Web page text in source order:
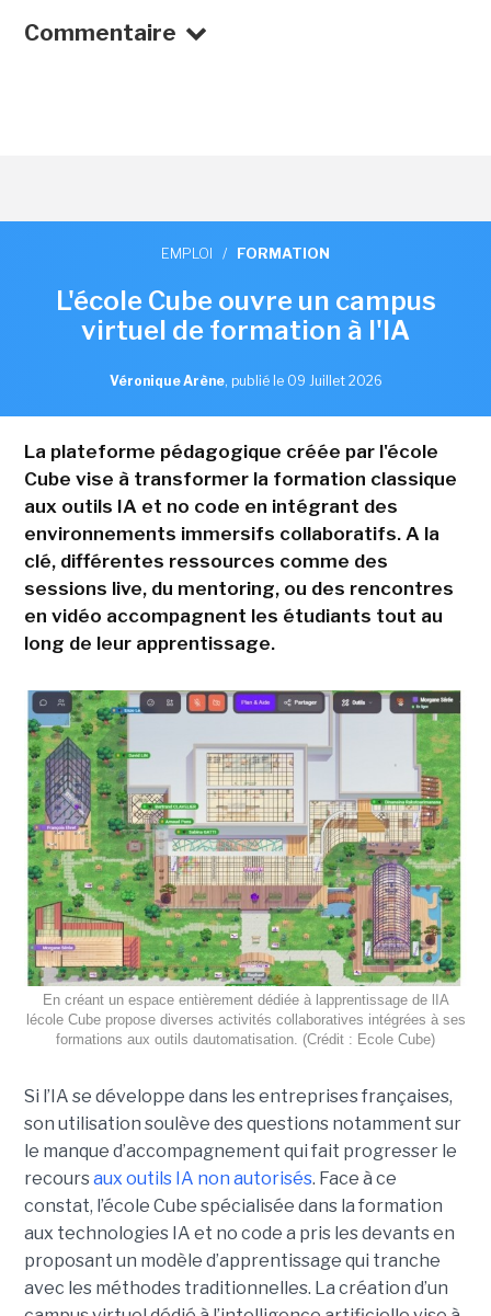
Commentaire
EMPLOI / FORMATION
L'école Cube ouvre un campus
virtuel de formation à l'IA
Véronique Arène, publié le 09 Juillet 2026
La plateforme pédagogique créée par l'école
Cube vise à transformer la formation classique
aux outils IA et no code en intégrant des
environnements immersifs collaboratifs. A la
clé, différentes ressources comme des
sessions live, du mentoring, ou des rencontres
en vidéo accompagnent les étudiants tout au
long de leur apprentissage.
En créant un espace entièrement dédiée à lapprentissage de lIA
lécole Cube propose diverses activités collaboratives intégrées à ses
formations aux outils dautomatisation. (Crédit : Ecole Cube)
Si l’IA se développe dans les entreprises françaises,
son utilisation soulève des questions notamment sur
le manque d’accompagnement qui fait progresser le
recoursaux outils IA non autorisés. Face à ce
constat, l’école Cube spécialisée dans la formation
aux technologies IA et no code a pris les devants en
proposant un modèle d’apprentissage qui tranche
avec les méthodes traditionnelles. La création d’un